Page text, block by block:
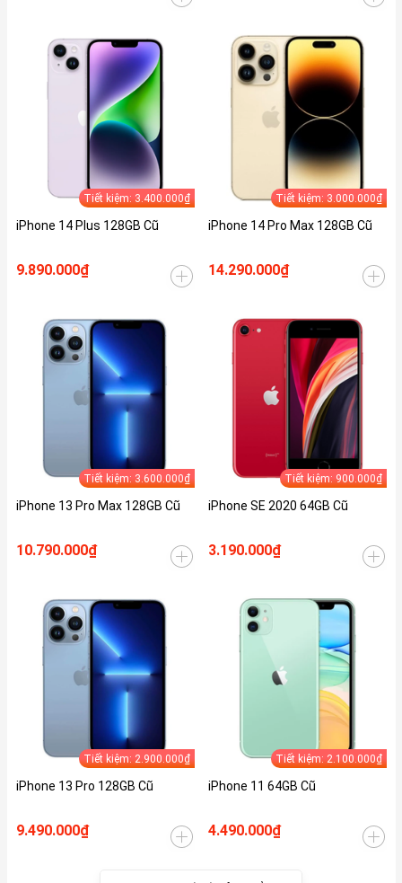
Tiết kiệm: 3.400.000₫
iPhone 14 Plus 128GB Cũ
9.890.000₫
Tiết kiệm: 3.000.000₫
iPhone 14 Pro Max 128GB Cũ
14.290.000₫
Tiết kiệm: 3.600.000₫
iPhone 13 Pro Max 128GB Cũ
10.790.000₫
Tiết kiệm: 900.000₫
iPhone SE 2020 64GB Cũ
3.190.000₫
Tiết kiệm: 2.900.000₫
iPhone 13 Pro 128GB Cũ
9.490.000₫
Tiết kiệm: 2.100.000₫
iPhone 11 64GB Cũ
4.490.000₫